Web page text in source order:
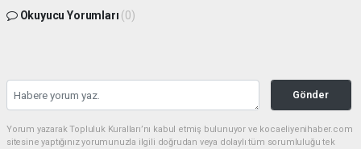
Okuyucu Yorumları (0)
Gönder
Yorum yazarak Topluluk Kuralları’nı kabul etmiş bulunuyor ve kocaeliyenihaber.com
sitesine yaptığınız yorumunuzla ilgili doğrudan veya dolaylı tüm sorumluluğu tek